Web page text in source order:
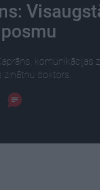
komunikācijas
zinātņu doktors.